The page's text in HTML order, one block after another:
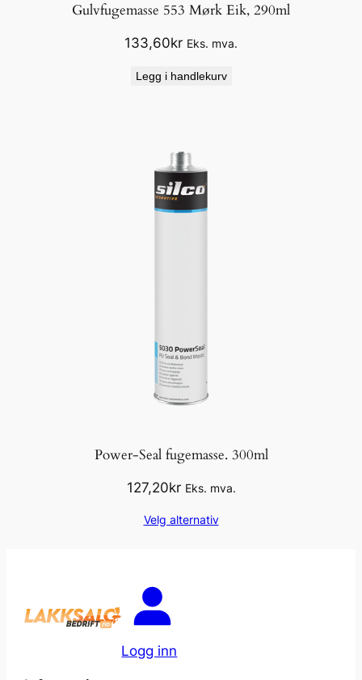
Gulvfugemasse 553 Mørk Eik, 290ml
133,60kr Eks. mva.
Legg i handlekurv
Power-Seal fugemasse. 300ml
127,20kr Eks. mva.
Velg alternativ
Logg inn